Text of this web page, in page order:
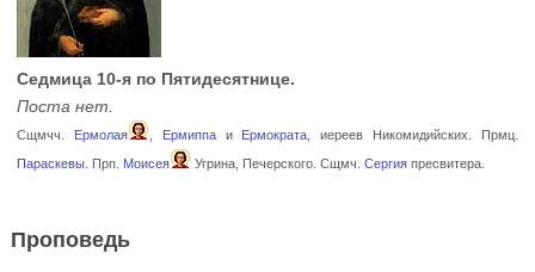
Седмица 10-я по Пятидесятнице.
Поста нет.
Сщмчч. Ермолая Ермиппаи Ермократа , иереев Никомидийских. Прмц.
Параскевы. Прп. Моисея Угрина, Печерского. Сщмч. Сергияпресвитера.
Проповедь